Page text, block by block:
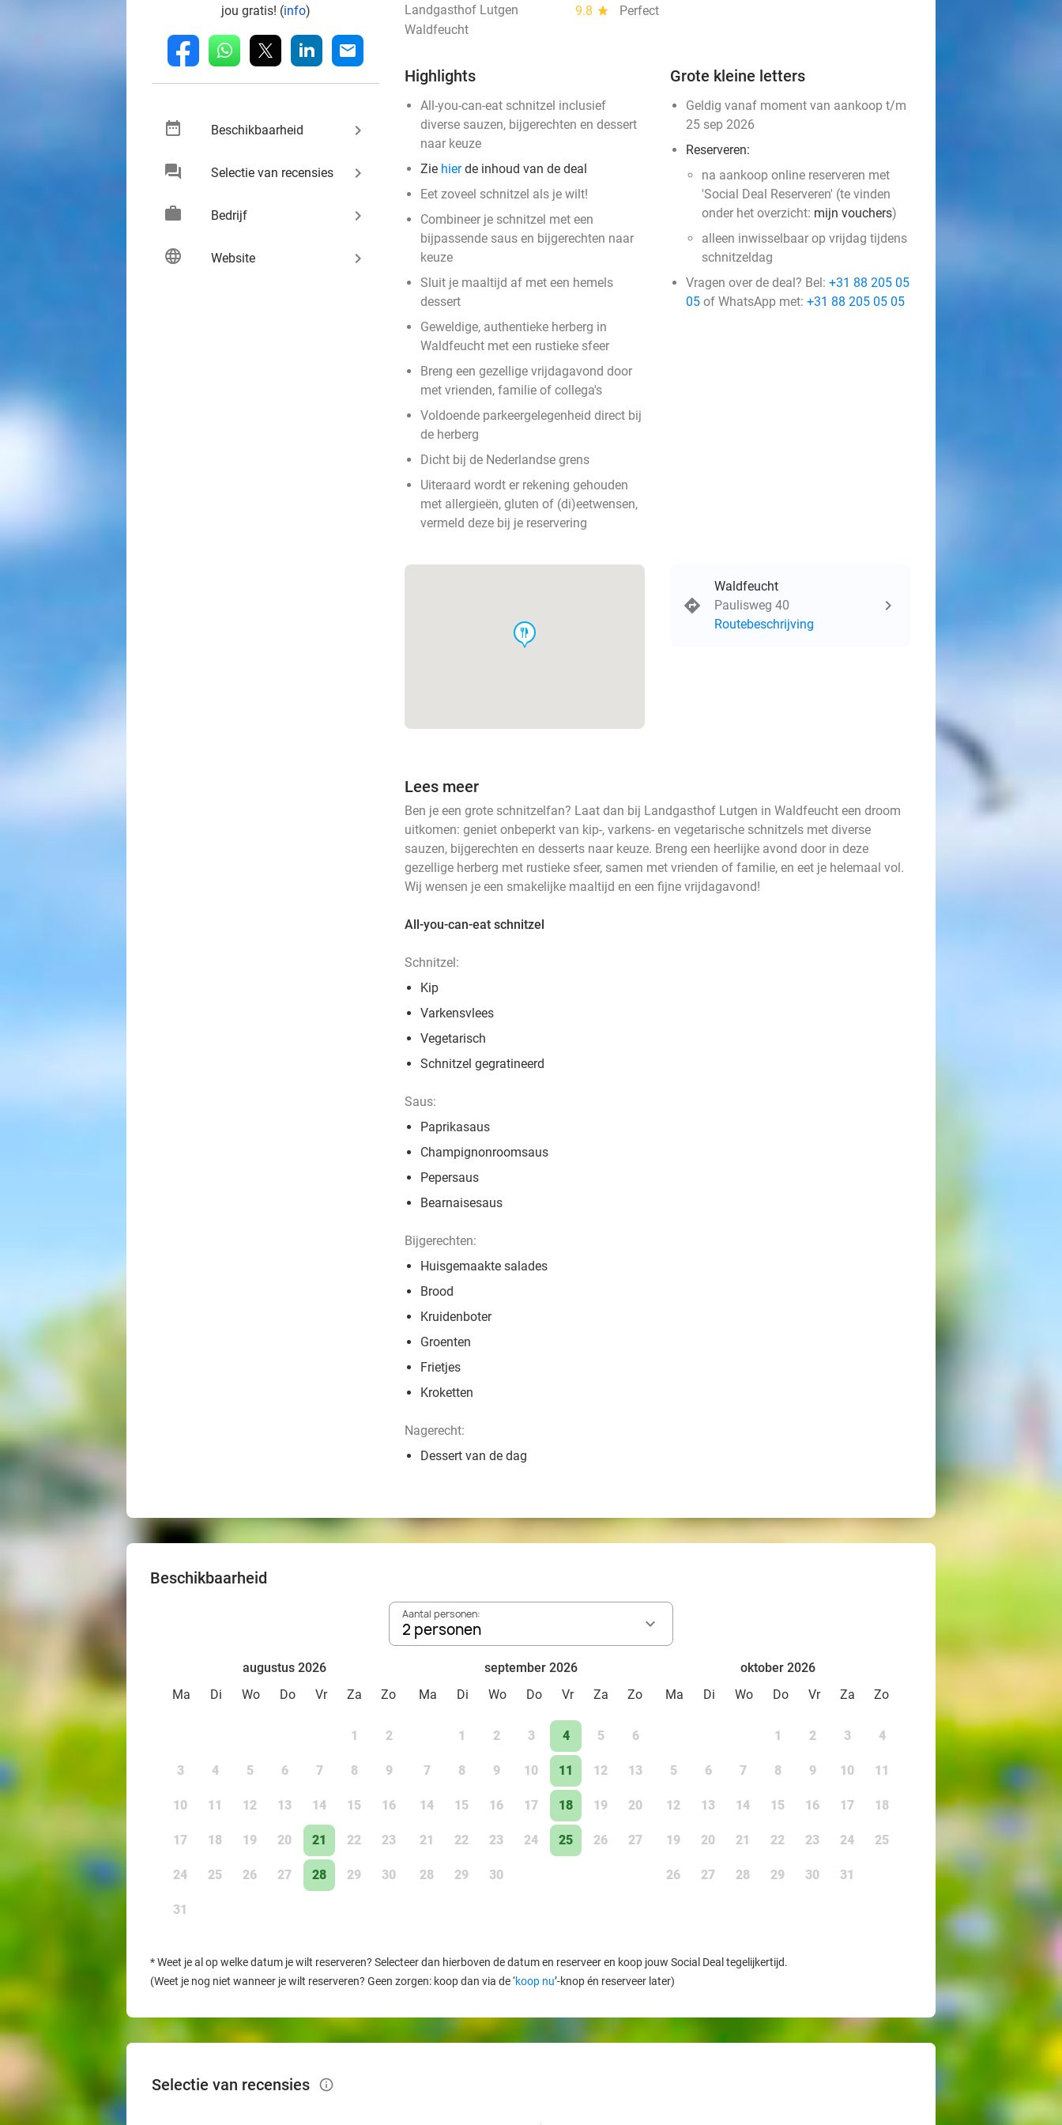
jou gratis! (info)
fb whatsapp linkedin mail
date_range Beschikbaarheid keyboard_arrow_right
chat Selectie van recensies keyboard_arrow_right
work Bedrijf keyboard_arrow_right
language Website keyboard_arrow_right
Landgasthof Lutgen 9.8 star
Perfect
Waldfeucht
Highlights
All-you-can-eat schnitzel inclusief
diverse sauzen, bijgerechten en dessert
naar keuze
Zie hierde inhoud van de deal
Eet zoveel schnitzel als je wilt!
Combineer je schnitzel met een
bijpassende saus en bijgerechten naar
keuze
Sluit je maaltijd af met een hemels
dessert
Geweldige, authentieke herberg in
Waldfeucht met een rustieke sfeer
Breng een gezellige vrijdagavond door
met vrienden, familie of collega's
Voldoende parkeergelegenheid direct bij
de herberg
Dicht bij de Nederlandse grens
Uiteraard wordt er rekening gehouden
met allergieën, gluten of (di)eetwensen,
vermeld deze bij je reservering
Grote kleine letters
Geldig vanaf moment van aankoop t/m
25 sep 2026
Reserveren:
na aankoop online reserveren met
'Social Deal Reserveren' (te vinden
onder het overzicht: mijn vouchers)
alleen inwisselbaar op vrijdag tijdens
schnitzeldag
Vragen over de deal? Bel: +31 88 205 05
05 of WhatsApp met: +31 88 205 05 05
food
Waldfeucht
Paulisweg 40
Routebeschrijving
Lees meer
Ben je een grote schnitzelfan? Laat dan bij Landgasthof Lutgen in Waldfeucht een droom
uitkomen: geniet onbeperkt van kip-, varkens- en vegetarische schnitzels met diverse
sauzen, bijgerechten en desserts naar keuze. Breng een heerlijke avond door in deze
gezellige herberg met rustieke sfeer, samen met vrienden of familie, en eet je helemaal vol.
Wij wensen je een smakelijke maaltijd en een fijne vrijdagavond!
All-you-can-eat schnitzel
Schnitzel:
Kip
Varkensvlees
Vegetarisch
Schnitzel gegratineerd
Saus:
Paprikasaus
Champignonroomsaus
Pepersaus
Bearnaisesaus
Bijgerechten:
Huisgemaakte salades
Brood
Kruidenboter
Groenten
Frietjes
Kroketten
Nagerecht:
Dessert van de dag
Beschikbaarheid
Aantal personen:
2 personen
augustus 2026
Ma
Di Wo Do Vr Za Zo
1 2
3 4 5 6 7 8 9
10 11 12 13 14 15 16
17 18 19 20 21 22 23
24 25 26 27 28 29 30
31
september 2026
Ma
Di Wo Do Vr Za Zo
1 2 3 4 5 6
7 8 9 10 11 12 13
14 15 16 17 18 19 20
21 22 23 24 25 26 27
28 29 30
oktober 2026
Ma
Di Wo Do Vr Za Zo
1 2 3 4
5 6 7 8 9 10 11
12 13 14 15 16 17 18
19 20 21 22 23 24 25
26 27 28 29 30 31
*Weet je al op welke datum je wilt reserveren? Selecteer dan hierboven de datum en reserveer en koop jouw Social Deal tegelijkertijd.
(Weet je nog niet wanneer je wilt reserveren? Geen zorgen: koop dan via de ‘koop nu’-knop én reserveer later)
Selectie van recensies info_outlined